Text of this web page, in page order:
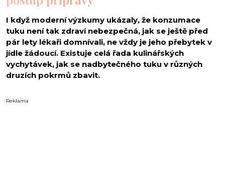
I když moderní výzkumy ukázaly, že konzumace
tuku není tak zdraví nebezpečná, jak se ještě před
pár lety lékaři domnívali, ne vždy je jeho přebytek v
jídle žádoucí. Existuje celá řada kulinářských
vychytávek, jak se nadbytečného tuku v různých
druzích pokrmů zbavit.
Reklama